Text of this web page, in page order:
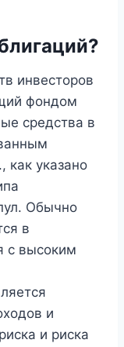
инвесторов
фондом
средства в
как указано
Обычно
в
с высоким
и
и риска